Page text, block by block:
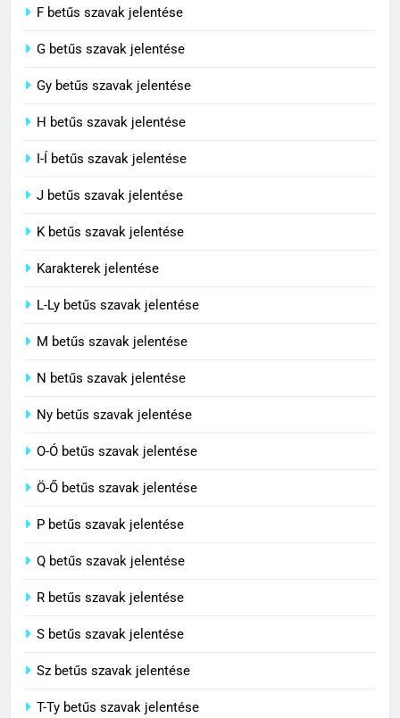
4
Contemporary jelentése
5
Célkitűzés jelentése
C BETŰS SZAVAK JELENTÉSE
C BETŰS SZAVAK JELENTÉSE
8
Centenárium jelentése
F betűs szavak jelentése
G betűs szavak jelentése
Gy betűs szavak jelentése
H betűs szavak jelentése
I-Í betűs szavak jelentése
J betűs szavak jelentése
K betűs szavak jelentése
Karakterek jelentése
L-Ly betűs szavak jelentése
M betűs szavak jelentése
N betűs szavak jelentése
Ny betűs szavak jelentése
O-Ó betűs szavak jelentése
Ö-Ő betűs szavak jelentése
P betűs szavak jelentése
Q betűs szavak jelentése
R betűs szavak jelentése
S betűs szavak jelentése
Sz betűs szavak jelentése
T-Ty betűs szavak jelentése